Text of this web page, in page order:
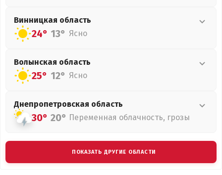
Винницкая область
24° 13° Ясно
Волынская область
25° 12° Ясно
Днепропетровская область
30° 20° Переменная облачность, грозы
ПОКАЗАТЬ ДРУГИЕ ОБЛАСТИ